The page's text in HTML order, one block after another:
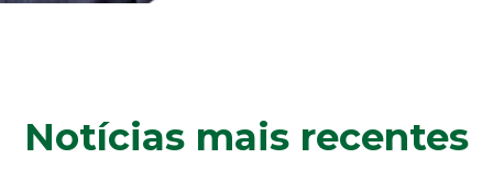
Notícias mais recentes